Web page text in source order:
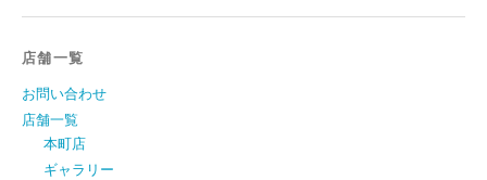
店舗一覧
お問い合わせ
店舗一覧
本町店
ギャラリー